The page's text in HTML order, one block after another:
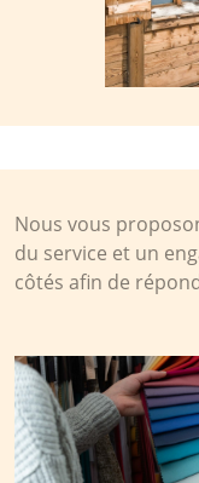
Nous vous
du service et un
côtés afin de